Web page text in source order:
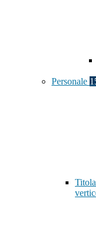
Personale